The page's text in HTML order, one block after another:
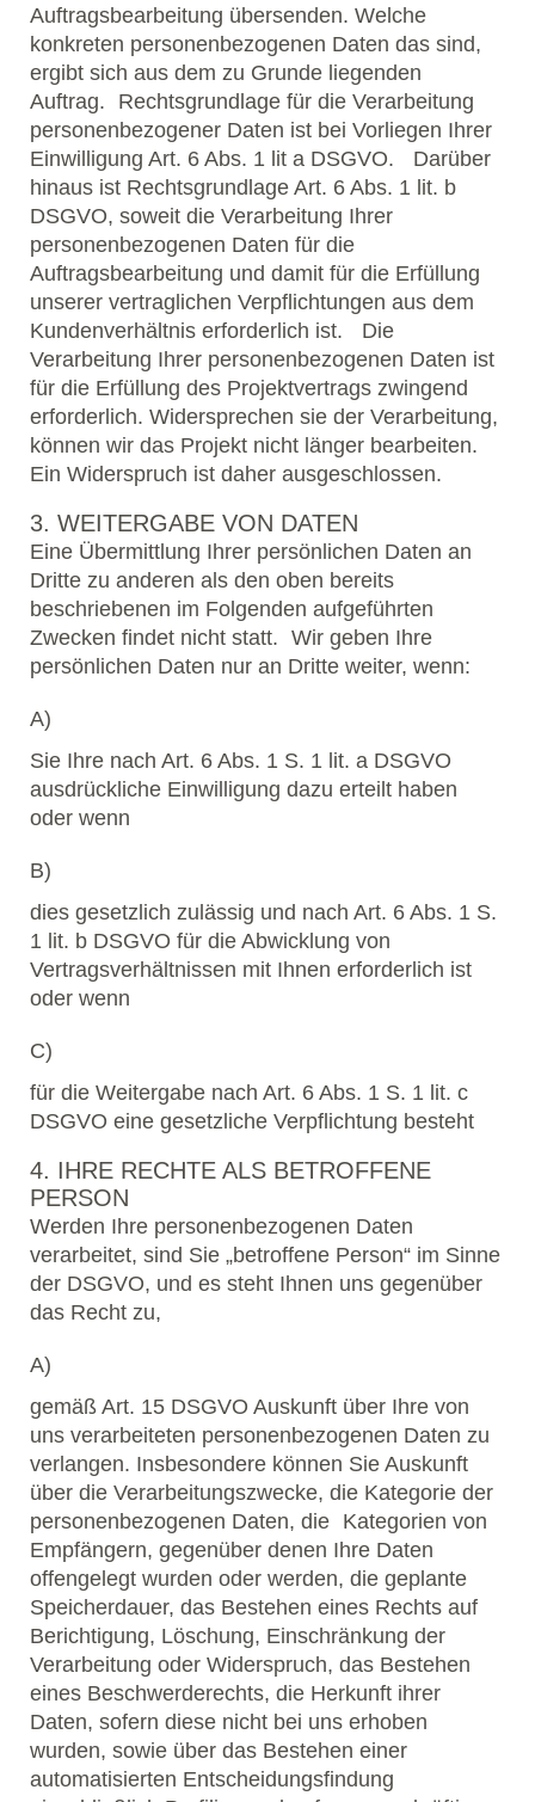
Auftragsbearbeitung übersenden. Welche
konkreten personenbezogenen Daten das sind,
ergibt sich aus dem zu Grunde liegenden
Auftrag. Rechtsgrundlage für die Verarbeitung
personenbezogener Daten ist bei Vorliegen Ihrer
Einwilligung Art. 6 Abs. 1 lit a DSGVO. Darüber
hinaus ist Rechtsgrundlage Art. 6 Abs. 1 lit. b
DSGVO, soweit die Verarbeitung Ihrer
personenbezogenen Daten für die
Auftragsbearbeitung und damit für die Erfüllung
unserer vertraglichen Verpflichtungen aus dem
Kundenverhältnis erforderlich ist. Die
Verarbeitung Ihrer personenbezogenen Daten ist
für die Erfüllung des Projektvertrags zwingend
erforderlich. Widersprechen sie der Verarbeitung,
können wir das Projekt nicht länger bearbeiten.
Ein Widerspruch ist daher ausgeschlossen.
3. WEITERGABE VON DATEN
Eine Übermittlung Ihrer persönlichen Daten an
Dritte zu anderen als den oben bereits
beschriebenen im Folgenden aufgeführten
Zwecken findet nicht statt. Wir geben Ihre
persönlichen Daten nur an Dritte weiter, wenn:
A)
Sie Ihre nach Art. 6 Abs. 1 S. 1 lit. a DSGVO
ausdrückliche Einwilligung dazu erteilt haben
oder wenn
B)
dies gesetzlich zulässig und nach Art. 6 Abs. 1 S.
1 lit. b DSGVO für die Abwicklung von
Vertragsverhältnissen mit Ihnen erforderlich ist
oder wenn
C)
für die Weitergabe nach Art. 6 Abs. 1 S. 1 lit. c
DSGVO eine gesetzliche Verpflichtung besteht
4. IHRE RECHTE ALS BETROFFENE
PERSON
Werden Ihre personenbezogenen Daten
verarbeitet, sind Sie „betroffene Person“ im Sinne
der DSGVO, und es steht Ihnen uns gegenüber
das Recht zu,
A)
gemäß Art. 15 DSGVO Auskunft über Ihre von
uns verarbeiteten personenbezogenen Daten zu
verlangen. Insbesondere können Sie Auskunft
über die Verarbeitungszwecke, die Kategorie der
personenbezogenen Daten, die Kategorien von
Empfängern, gegenüber denen Ihre Daten
offengelegt wurden oder werden, die geplante
Speicherdauer, das Bestehen eines Rechts auf
Berichtigung, Löschung, Einschränkung der
Verarbeitung oder Widerspruch, das Bestehen
eines Beschwerderechts, die Herkunft ihrer
Daten, sofern diese nicht bei uns erhoben
wurden, sowie über das Bestehen einer
automatisierten Entscheidungsfindung